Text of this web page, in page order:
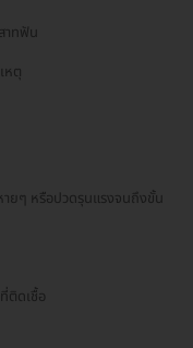
าทฟัน
หตุ
ยๆ หรือปวดรุนแรงจนถึงขั้น
ติดเชื้อ